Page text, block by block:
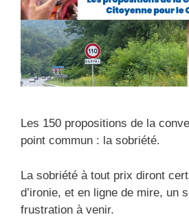
Les 150 propositions de la
point commun : la sobriété.
La sobriété à tout prix diront
d’ironie, et en ligne de mire, un
frustration à venir.